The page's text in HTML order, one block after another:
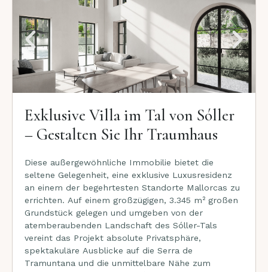
Exklusive Villa im Tal von Sóller
– Gestalten Sie Ihr Traumhaus
Diese außergewöhnliche Immobilie bietet die
seltene Gelegenheit, eine exklusive Luxusresidenz
an einem der begehrtesten Standorte Mallorcas zu
errichten. Auf einem großzügigen, 3.345 m² großen
Grundstück gelegen und umgeben von der
atemberaubenden Landschaft des Sóller-Tals
vereint das Projekt absolute Privatsphäre,
spektakuläre Ausblicke auf die Serra de
Tramuntana und die unmittelbare Nähe zum